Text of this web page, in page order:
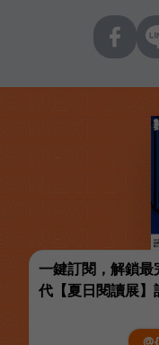
一鍵訂閱，解鎖
代【夏日閱讀展